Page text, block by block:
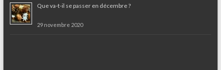
Que va-t-il se passer en décembre ?
29 novembre 2020